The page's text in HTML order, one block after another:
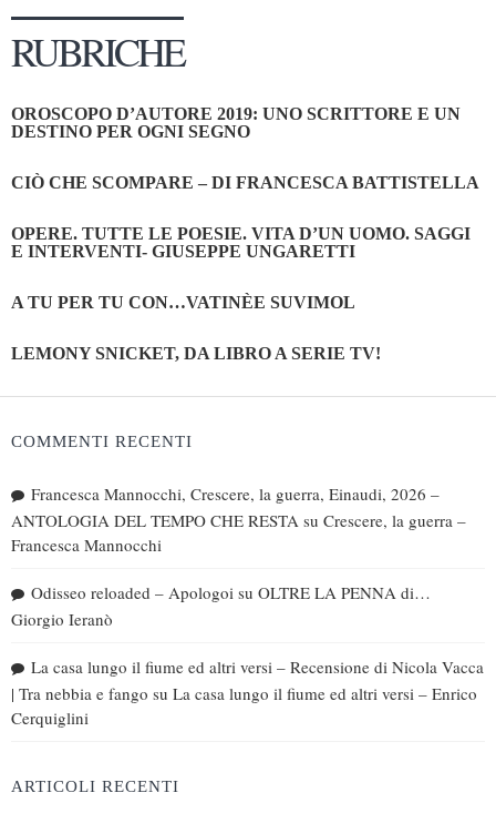
RUBRICHE
OROSCOPO D’AUTORE 2019: UNO SCRITTORE E UN
DESTINO PER OGNI SEGNO
CIÒ CHE SCOMPARE – DI FRANCESCA BATTISTELLA
OPERE. TUTTE LE POESIE. VITA D’UN UOMO. SAGGI
E INTERVENTI- GIUSEPPE UNGARETTI
A TU PER TU CON…VATINÈE SUVIMOL
LEMONY SNICKET, DA LIBRO A SERIE TV!
COMMENTI RECENTI
Francesca Mannocchi, Crescere, la guerra, Einaudi, 2026 –
ANTOLOGIA DEL TEMPO CHE RESTA su Crescere, la guerra –
Francesca Mannocchi
Odisseo reloaded – Apologoi su OLTRE LA PENNA di…
Giorgio Ieranò
La casa lungo il fiume ed altri versi – Recensione di Nicola Vacca
| Tra nebbia e fango su La casa lungo il fiume ed altri versi – Enrico
Cerquiglini
ARTICOLI RECENTI